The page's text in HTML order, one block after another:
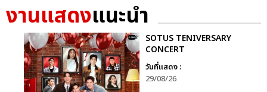
งานแสดงแนะนำ
SOTUS TENIVERSARY
CONCERT
วันที่แสดง :
29/08/26